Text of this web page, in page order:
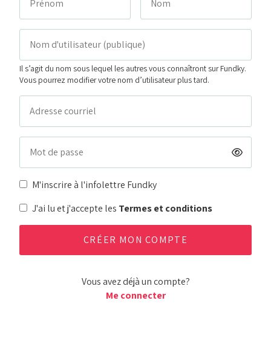
Il s’agit du nom sous lequel les autres vous connaîtront sur Fundky.
Vous pourrez modifier votre nom d’utilisateur plus tard.
M'inscrire à l'infolettre Fundky
J'ai lu et j'accepte les Termes et conditions
Vous avez déjà un compte?
Me connecter